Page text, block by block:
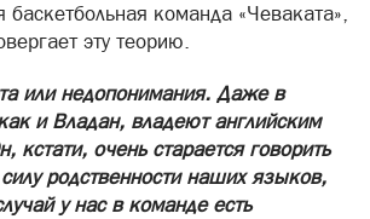
команда «Чеваката»,
эту теорию.
или недопонимания. Даже в
и Владан, владеют английским
очень старается говорить
родственности наших языков,
у нас в команде есть